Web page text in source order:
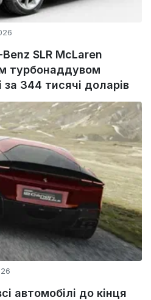
SLR McLaren
турбонаддувом
за 344 тисячі доларів
автомобілі до кінця